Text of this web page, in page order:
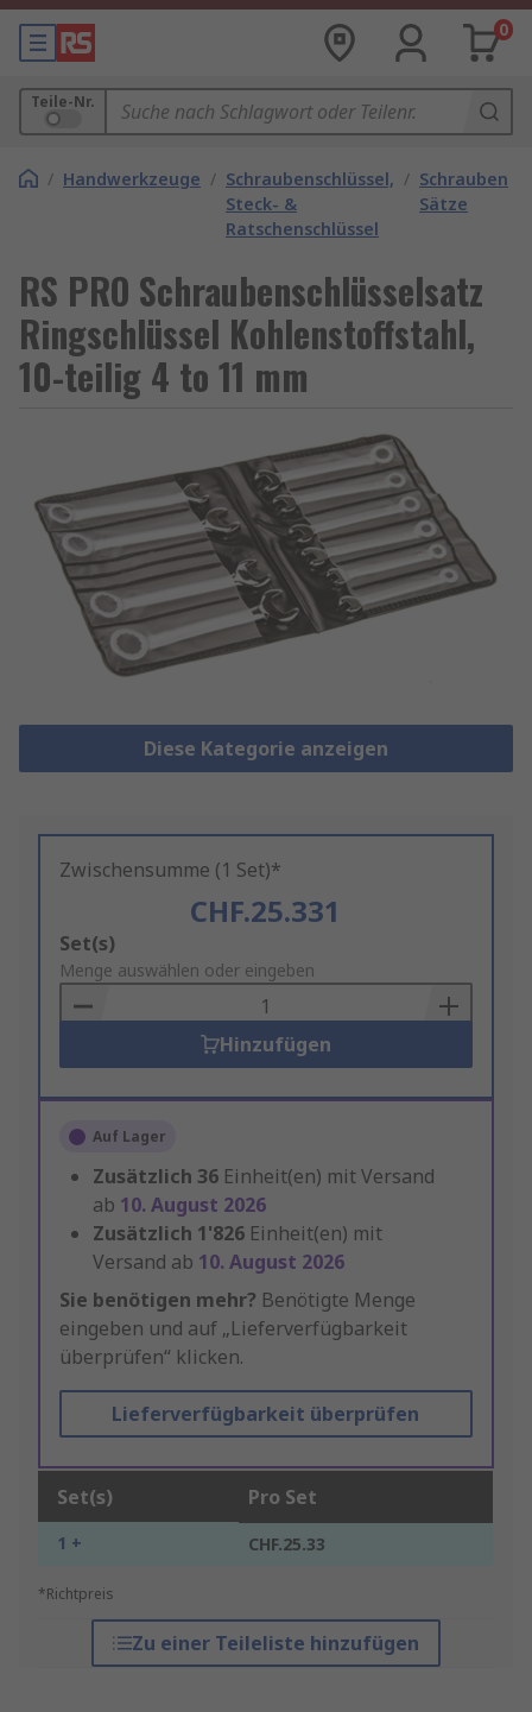
0
Teile-Nr.
/ Handwerkzeuge / Schraubenschlüssel,
Steck- &
Ratschenschlüssel
/
Sätze
RS PRO Schraubenschlüsselsatz
Ringschlüssel Kohlenstoffstahl,
10-teilig 4 to 11 mm
Diese Kategorie anzeigen
Zwischensumme (1 Set)*
CHF.25.331
Add
to
Basket
Set(s)
Menge auswählen oder eingeben
Hinzufügen
Auf Lager
Zusätzlich 36 Einheit(en) mit Versand
ab 10. August 2026
Zusätzlich 1'826 Einheit(en) mit
Versand ab 10. August 2026
Sie benötigen mehr? Benötigte Menge
eingeben und auf „Lieferverfügbarkeit
überprüfen“ klicken.
Lieferverfügbarkeit überprüfen
Set(s) Pro Set
1 + CHF.25.33
*Richtpreis
Zu einer Teileliste hinzufügen